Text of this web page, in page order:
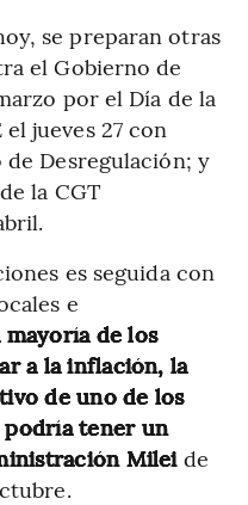
se preparan otras
el Gobierno de
por el Día de la
jueves 27 con
Desregulación; y
la CGT
es seguida con
e
mayoría de los
a la inflación, la
de uno de los
podría tener un
Mileide